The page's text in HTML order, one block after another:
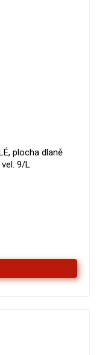
plocha dlaně
9/L